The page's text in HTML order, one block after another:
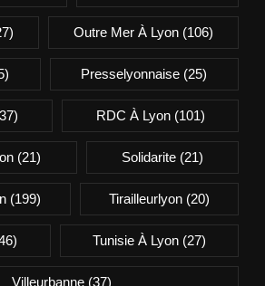
Outre Mer À Lyon (106)
Presselyonnaise (25)
RDC À Lyon(101)
(21) Solidarite(21)
(199) Tirailleurlyon(20)
Tunisie À Lyon(27)
Villeurbanne(37)